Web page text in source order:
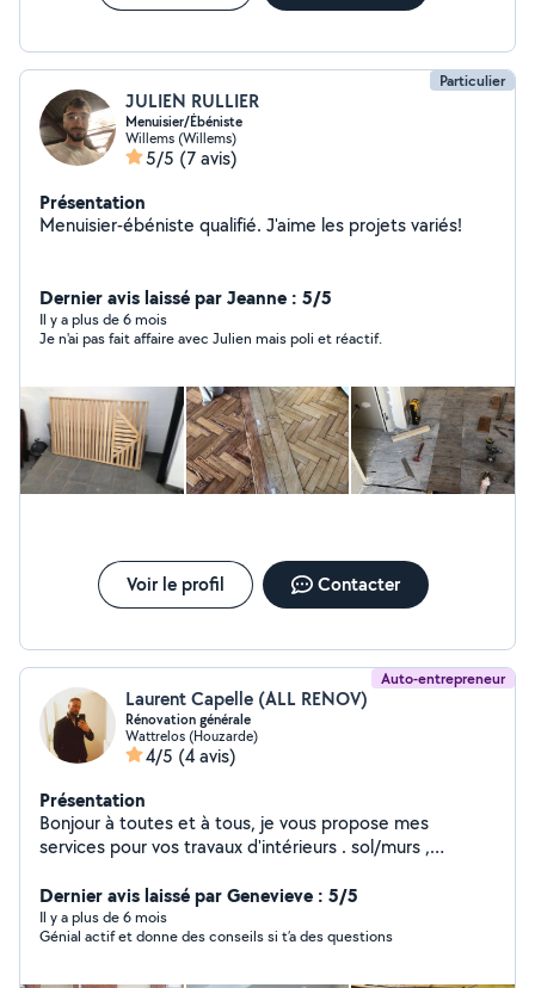
Particulier
JULIEN RULLIER
Menuisier/Ébéniste
Willems (Willems)
5/5 (7 avis)
Présentation
Menuisier-ébéniste qualifié. J'aime les projets variés!
Dernier avis laissé par Jeanne : 5/5
Il y a plus de 6 mois
Je n'ai pas fait affaire avec Julien mais poli et réactif.
Voir le profil Contacter
Auto-entrepreneur
Laurent Capelle (ALL RENOV)
Rénovation générale
Wattrelos (Houzarde)
4/5 (4 avis)
Présentation
Bonjour à toutes et à tous, je vous propose mes
services pour vos travaux d'intérieurs . sol/murs ,
fenêtres, terrasse, création et réparation.
Dernier avis laissé par Genevieve : 5/5
Il y a plus de 6 mois
Génial actif et donne des conseils si t’a des questions